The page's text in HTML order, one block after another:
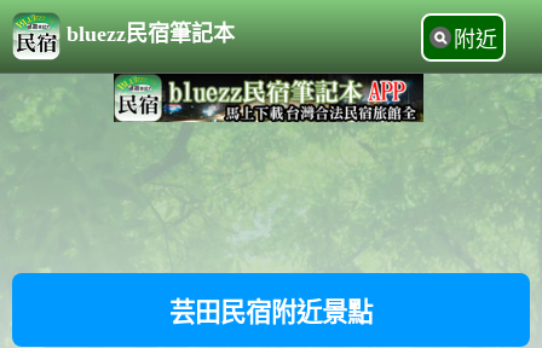
bluezz民宿筆記本 附近
芸田民宿附近景點